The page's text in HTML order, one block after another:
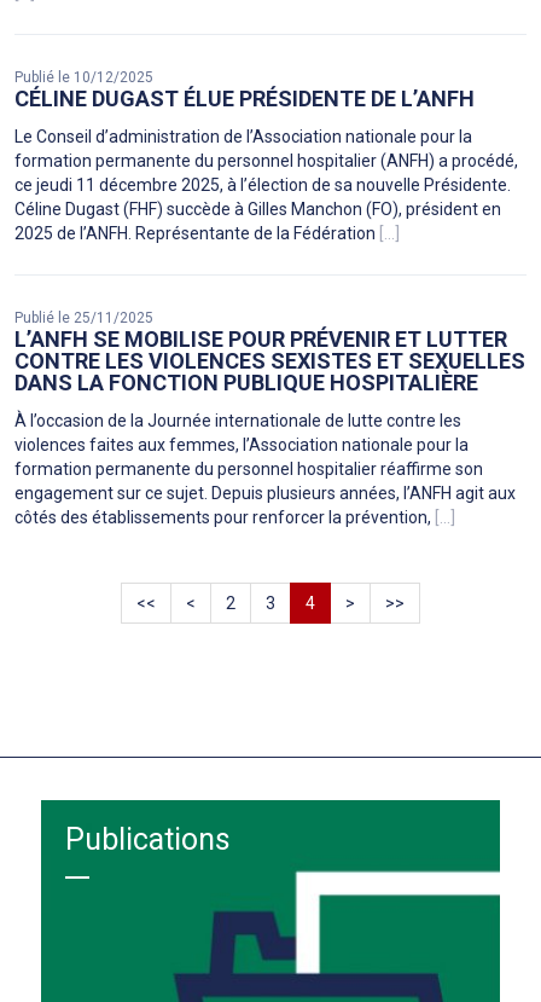
Publié le 10/12/2025
CÉLINE DUGAST ÉLUE PRÉSIDENTE DE L’ANFH
Le Conseil d’administration de l’Association nationale pour la
formation permanente du personnel hospitalier (ANFH) a procédé,
ce jeudi 11 décembre 2025, à l’élection de sa nouvelle Présidente.
Céline Dugast (FHF) succède à Gilles Manchon (FO), président en
2025 de l’ANFH. Représentante de la Fédération [...]
Publié le 25/11/2025
L’ANFH SE MOBILISE POUR PRÉVENIR ET LUTTER
CONTRE LES VIOLENCES SEXISTES ET SEXUELLES
DANS LA FONCTION PUBLIQUE HOSPITALIÈRE
À l’occasion de la Journée internationale de lutte contre les
violences faites aux femmes, l’Association nationale pour la
formation permanente du personnel hospitalier réaffirme son
engagement sur ce sujet. Depuis plusieurs années, l’ANFH agit aux
côtés des établissements pour renforcer la prévention, [...]
<< < 2 3 4 > >>
Publications